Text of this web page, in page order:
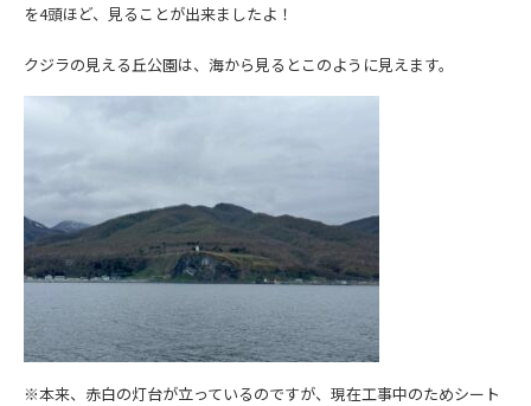
を4頭ほど、見ることが出来ましたよ！
クジラの見える丘公園は、海から見るとこのように見えます。
※本来、赤白の灯台が立っているのですが、現在工事中のためシート